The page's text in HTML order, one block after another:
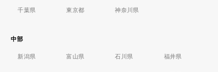
千葉県 東京都 神奈川県
中部
新潟県 富山県 石川県 福井県